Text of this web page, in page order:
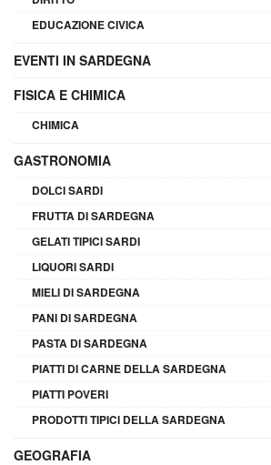
EDUCAZIONE CIVICA
EVENTI IN SARDEGNA
FISICA E CHIMICA
CHIMICA
GASTRONOMIA
DOLCI SARDI
FRUTTA DI SARDEGNA
GELATI TIPICI SARDI
LIQUORI SARDI
MIELI DI SARDEGNA
PANI DI SARDEGNA
PASTA DI SARDEGNA
PIATTI DI CARNE DELLA SARDEGNA
PIATTI POVERI
PRODOTTI TIPICI DELLA SARDEGNA
GEOGRAFIA